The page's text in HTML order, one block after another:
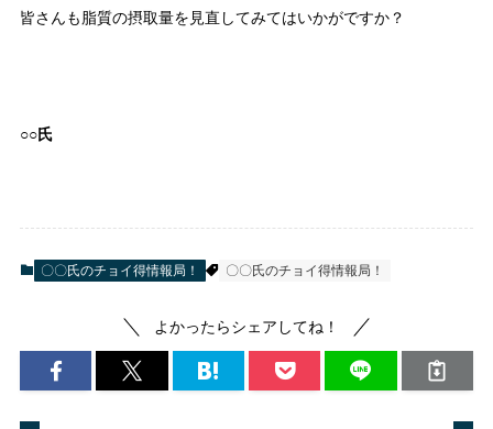
皆さんも脂質の摂取量を見直してみてはいかがですか？
○○氏
〇〇氏のチョイ得情報局！ 〇〇氏のチョイ得情報局！
よかったらシェアしてね！